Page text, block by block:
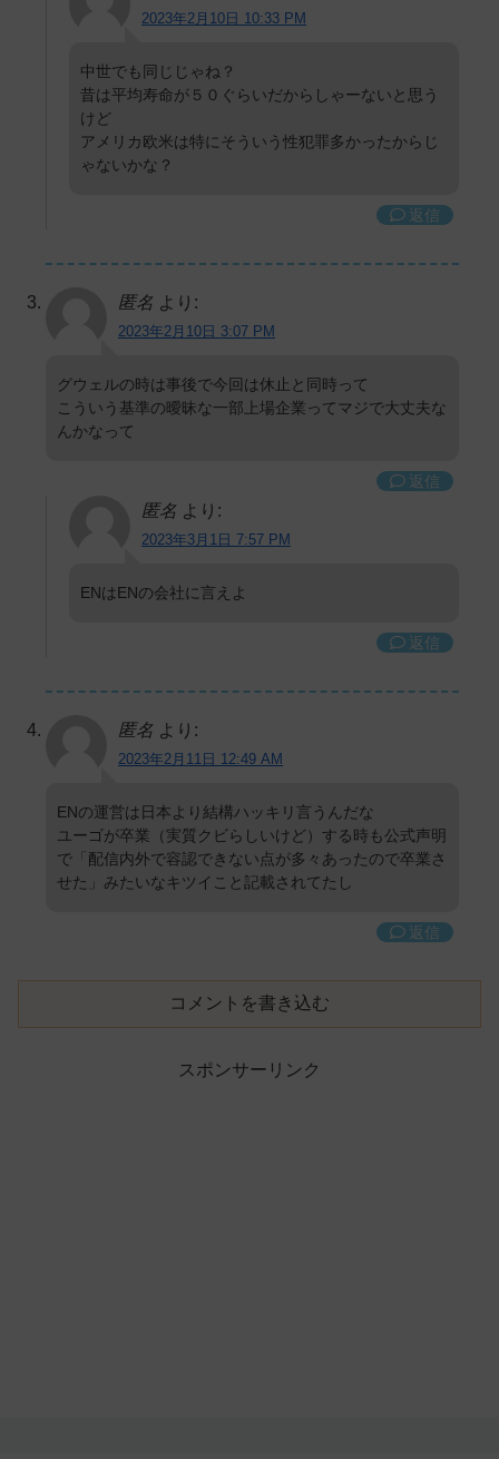
2023年2月10日 10:33 PM
中世でも同じじゃね？
昔は平均寿命が５０ぐらいだからしゃーないと思う
けど
アメリカ欧米は特にそういう性犯罪多かったからじ
ゃないかな？
返信
匿名 より:
2023年2月10日 3:07 PM
グウェルの時は事後で今回は休止と同時って
こういう基準の曖昧な一部上場企業ってマジで大丈夫な
んかなって
返信
匿名 より:
2023年3月1日 7:57 PM
ENはENの会社に言えよ
返信
匿名 より:
2023年2月11日 12:49 AM
ENの運営は日本より結構ハッキリ言うんだな
ユーゴが卒業（実質クビらしいけど）する時も公式声明
で「配信内外で容認できない点が多々あったので卒業さ
せた」みたいなキツイこと記載されてたし
返信
コメントを書き込む
スポンサーリンク